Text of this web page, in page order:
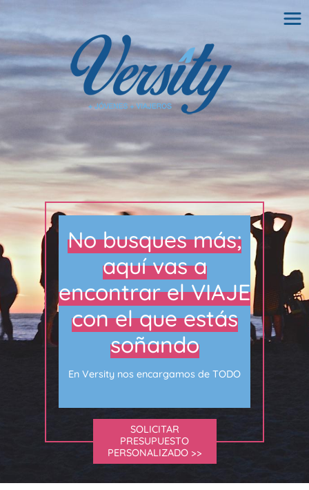
No busques más;
aquí vas a
encontrar el VIAJE
con el que estás
soñando
En Versity nos encargamos de TODO
SOLICITAR
PRESUPUESTO
PERSONALIZADO >>